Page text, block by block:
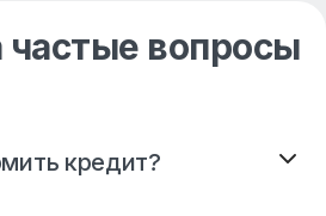
вопросы
кредит?